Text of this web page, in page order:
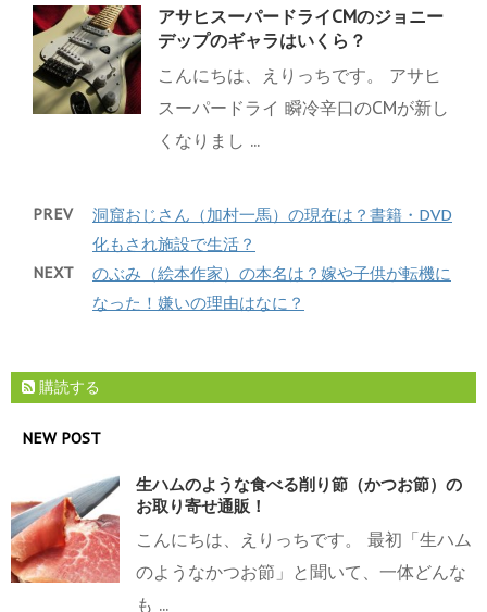
アサヒスーパードライCMのジョニー
デップのギャラはいくら？
こんにちは、えりっちです。 アサヒ
スーパードライ 瞬冷辛口のCMが新し
くなりまし ...
PREV
洞窟おじさん（加村一馬）の現在は？書籍・DVD
化もされ施設で生活？
NEXT
のぶみ（絵本作家）の本名は？嫁や子供が転機に
なった！嫌いの理由はなに？
購読する
NEW POST
生ハムのような食べる削り節（かつお節）の
お取り寄せ通販！
こんにちは、えりっちです。 最初「生ハム
のようなかつお節」と聞いて、一体どんな
も ...